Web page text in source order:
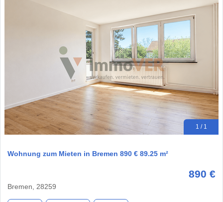
1 / 1
Wohnung zum Mieten in Bremen 890 € 89.25 m²
890 €
Bremen, 28259